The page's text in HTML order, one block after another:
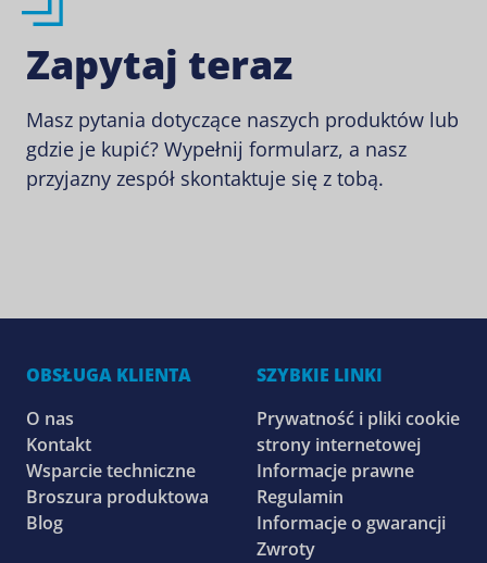
Zapytaj teraz
Masz pytania dotyczące naszych produktów lub
gdzie je kupić? Wypełnij formularz, a nasz
przyjazny zespół skontaktuje się z tobą.
OBSŁUGA KLIENTA
O nas
Kontakt
Wsparcie techniczne
Broszura produktowa
Blog
SZYBKIE LINKI
Prywatność i pliki cookie
strony internetowej
Informacje prawne
Regulamin
Informacje o gwarancji
Zwroty